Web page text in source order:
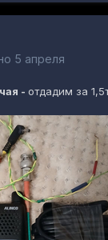
5 апреля
- отдадим за